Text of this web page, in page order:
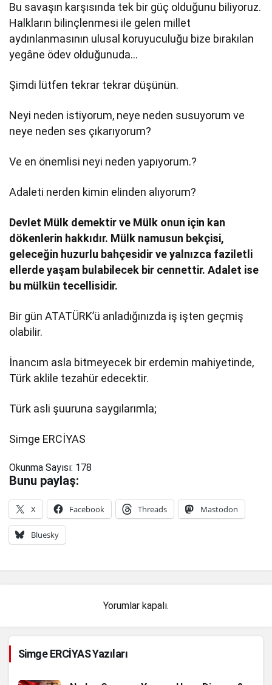
Bu savaşın karşısında tek bir güç olduğunu biliyoruz.
Halkların bilinçlenmesi ile gelen millet
aydınlanmasının ulusal koruyuculuğu bize bırakılan
yegâne ödev olduğunuda…
Şimdi lütfen tekrar tekrar düşünün.
Neyi neden istiyorum, neye neden susuyorum ve
neye neden ses çıkarıyorum?
Ve en önemlisi neyi neden yapıyorum.?
Adaleti nerden kimin elinden alıyorum?
Devlet Mülk demektir ve Mülk onun için kan
dökenlerin hakkıdır. Mülk namusun bekçisi,
geleceğin huzurlu bahçesidir ve yalnızca faziletli
ellerde yaşam bulabilecek bir cennettir. Adalet ise
bu mülkün tecellisidir.
Bir gün ATATÜRK’ü anladığınızda iş işten geçmiş
olabilir.
İnancım asla bitmeyecek bir erdemin mahiyetinde,
Türk aklile tezahür edecektir.
Türk asli şuuruna saygılarımla;
Simge ERCİYAS
Okunma Sayısı: 178
Bunu paylaş:
X Facebook Threads Mastodon
Bluesky
Yorumlar kapalı.
Simge ERCİYAS Yazıları